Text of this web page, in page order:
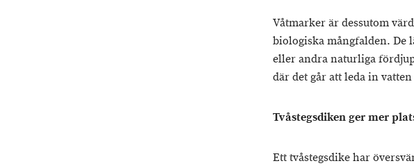
Våtmarker är dessutom
biologiska mångfalden. De
eller andra naturliga
där det går att leda in
Tvåstegsdiken ger mer
Ett tvåstegsdike har